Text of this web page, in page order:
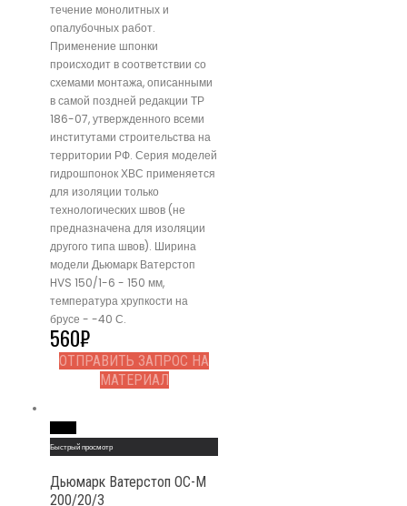
течение монолитных и
опалубочных работ.
Применение шпонки
происходит в соответствии со
схемами монтажа, описанными
в самой поздней редакции ТР
186-07, утвержденного всеми
институтами строительства на
территории РФ. Серия моделей
гидрошпонок ХВС применяется
для изоляции только
технологических швов (не
предназначена для изоляции
другого типа швов). Ширина
модели Дьюмарк Ватерстоп
HVS 150/1-6 - 150 мм,
температура хрупкости на
брусе - -40 С.
560₽
ОТПРАВИТЬ ЗАПРОС НА
МАТЕРИАЛ
Быстрый просмотр
Дьюмарк Ватерстоп ОС-М
200/20/3